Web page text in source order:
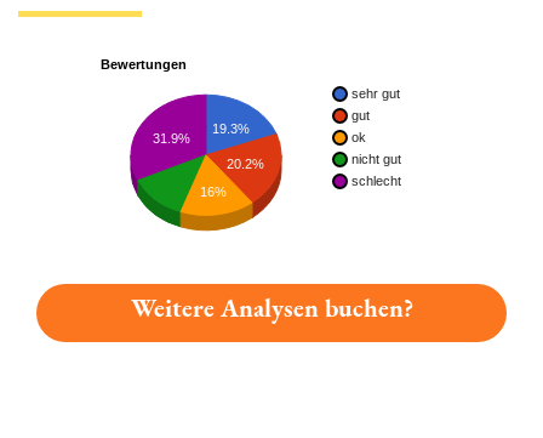
Bewertungen
sehr gut
gut
ok
nicht gut
schlecht
19.3%
20.2%
31.9%
16%
Weitere Analysen buchen?